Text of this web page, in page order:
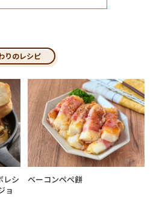
りのレシピ
レシ
ョ
ベーコンペぺ餅